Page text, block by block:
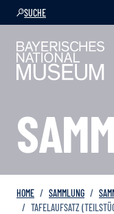
SUCHE
HOME SAMMLUNG
TAFELAUFSATZ